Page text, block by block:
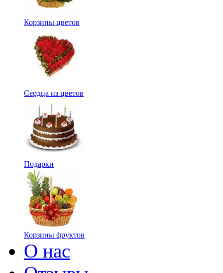
Корзины цветов
Сердца из цветов
Подарки
Корзины фруктов
О нас